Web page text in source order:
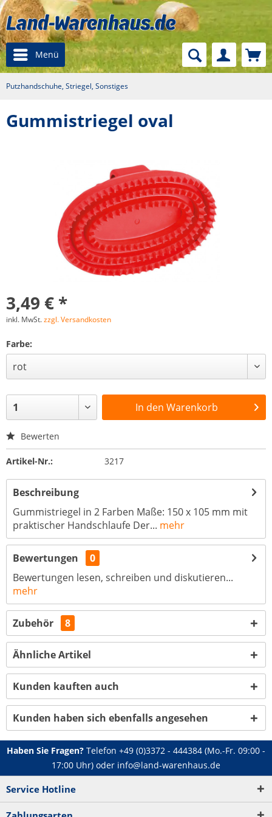
Menü
Putzhandschuhe, Striegel, Sonstiges
Gummistriegel oval
3,49 € *
inkl. MwSt.zzgl. Versandkosten
Farbe:
In den Warenkorb
Bewerten
Artikel-Nr.: 3217
Beschreibung
Gummistriegel in 2 Farben Maße: 150 x 105 mm mit
praktischer Handschlaufe Der... mehr
Bewertungen
0
Bewertungen lesen, schreiben und diskutieren...
mehr
Zubehör 8
Ähnliche Artikel
Kunden kauften auch
Kunden haben sich ebenfalls angesehen
Haben Sie Fragen? Telefon +49 (0)3372 - 444384 (Mo.-Fr. 09:00 -
17:00 Uhr) oder info@land-warenhaus.de
Service Hotline